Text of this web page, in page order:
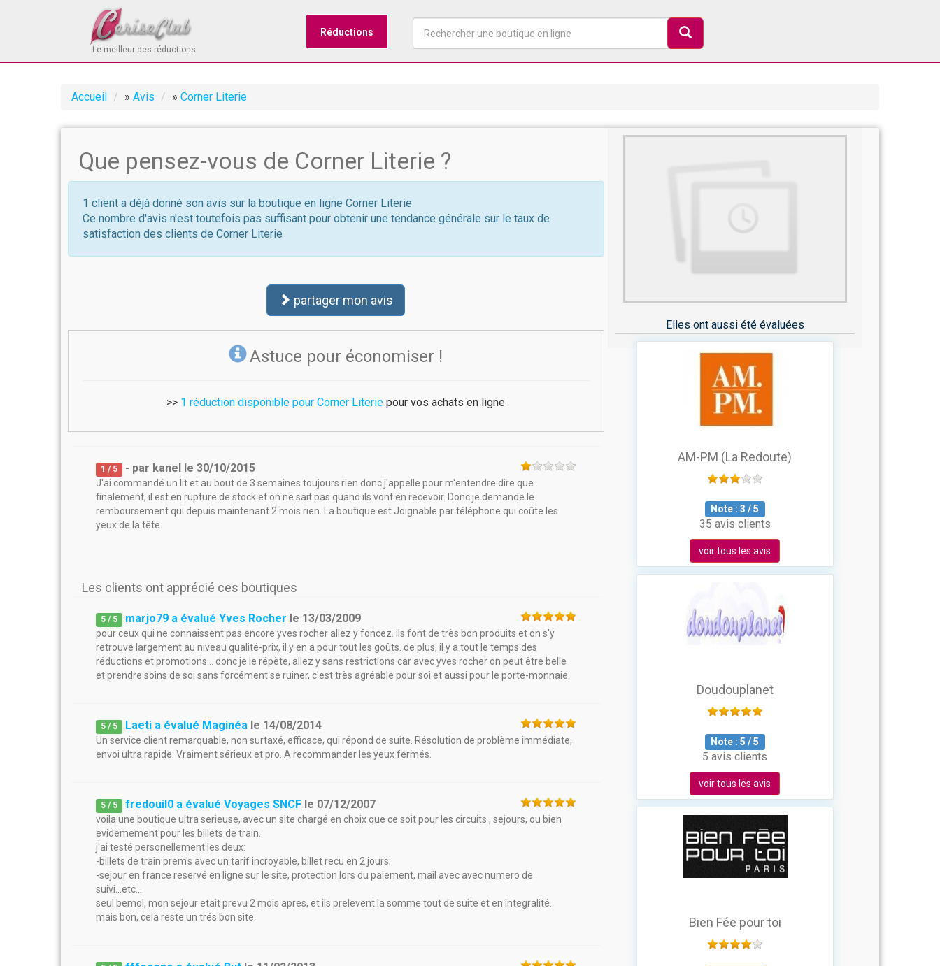
Le meilleur des réductions
Réductions
Accueil » Avis » Corner Literie
Que pensez-vous de Corner Literie ?
1 client a déjà donné son avis sur la boutique en ligne Corner Literie
Ce nombre d'avis n'est toutefois pas suffisant pour obtenir une tendance générale sur le taux de
satisfaction des clients de Corner Literie
partager mon avis
Astuce pour économiser !
>> 1 réduction disponible pour Corner Literie pour vos achats en ligne
1 / 5 - par kanel le30/10/2015
J'ai commandé un lit et au bout de 3 semaines toujours rien donc j'appelle pour m'entendre dire que
finalement, il est en rupture de stock et on ne sait pas quand ils vont en recevoir. Donc je demande le
remboursement qui depuis maintenant 2 mois rien. La boutique est Joignable par téléphone qui coûte les
yeux de la tête.
Les clients ont apprécié ces boutiques
5 / 5 marjo79 a évalué Yves Rocher le 13/03/2009
pour ceux qui ne connaissent pas encore yves rocher allez y foncez. ils font de très bon produits et on s'y
retrouve largement au niveau qualité-prix, il y en a pour tout les goûts. de plus, il y a tout le temps des
réductions et promotions... donc je le répète, allez y sans restrictions car avec yves rocher on peut être belle
et prendre soins de soi sans forcément se ruiner, c'est très agréable pour soi et aussi pour le porte-monnaie.
5 / 5 Laeti a évalué Maginéa le 14/08/2014
Un service client remarquable, non surtaxé, efficace, qui répond de suite. Résolution de problème immédiate,
envoi ultra rapide. Vraiment sérieux et pro. A recommander les yeux fermés.
5 / 5 fredouil0 a évalué Voyages SNCF le 07/12/2007
voila une boutique ultra serieuse, avec un site chargé en choix que ce soit pour les circuits , sejours, ou bien
evidemement pour les billets de train.
j'ai testé personellement les deux:
-billets de train prem's avec un tarif incroyable, billet recu en 2 jours;
-sejour en france reservé en ligne sur le site, protection lors du paiement, mail avec avec numero de
suivi...etc...
seul bemol, mon sejour etait prevu 2 mois apres, et ils prelevent la somme tout de suite et en integralité.
mais bon, cela reste un trés bon site.
Elles ont aussi été évaluées
AM-PM (La Redoute)
Note :3 /5
35 avis clients
voir tous les avis
Doudouplanet
Note :5 /5
5 avis clients
voir tous les avis
Bien Fée pour toi